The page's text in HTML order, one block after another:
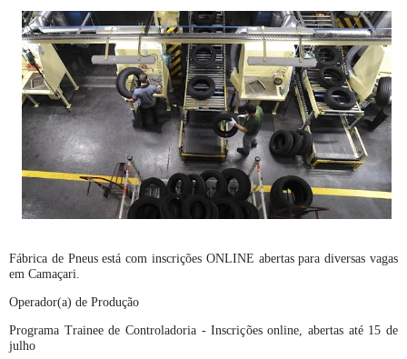
Fábrica de Pneus está com inscrições ONLINE abertas para diversas vagas
em Camaçari.
Operador(a) de Produção
Programa Trainee de Controladoria - Inscrições online, abertas até 15 de
julho